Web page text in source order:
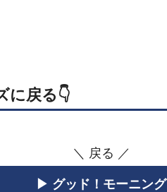
に戻る👇️
＼ 戻る ／
▶ グッド！モーニング